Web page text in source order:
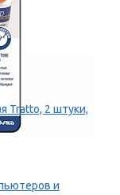
Tratto, 2 штуки,
и